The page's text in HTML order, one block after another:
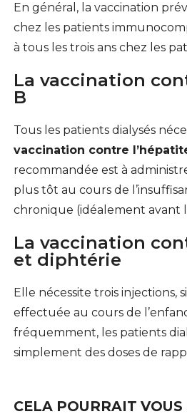
En général, la vaccination
chez les patients
à tous les trois ans chez les
La vaccination
B
Tous les patients dialysés
vaccination contre
recommandée est à
plus tôt au cours de
chronique (idéalement avant
La vaccination
et diphtérie
Elle nécessite trois injections,
effectuée au cours de
fréquemment, les patients
simplement des doses de
CELA POURRAIT VOUS